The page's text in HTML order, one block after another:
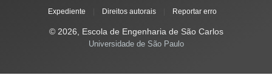
Expediente Direitos autorais Reportar erro
© 2026, Escola de Engenharia de São Carlos
Universidade de São Paulo